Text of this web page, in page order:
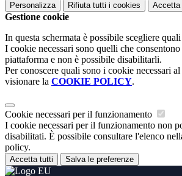
Personalizza Rifiuta tutti i cookies Accetta
Gestione cookie
In questa schermata è possibile scegliere
I cookie necessari sono quelli che
piattaforma e non è possibile disabilitarli.
Per conoscere quali sono i cookie necessari
visionare la COOKIE POLICY.
Cookie necessari per il funzionamento
I cookie necessari per il funzionamento non
disabilitati. È possibile consultare l'elenco
policy.
Accetta tutti Salva le preferenze